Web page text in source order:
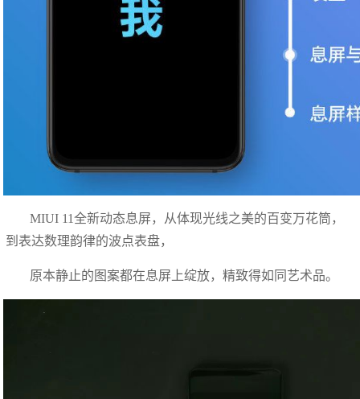
MIUI 11全新动态息屏，从体现光线之美的百变万花筒，
到表达数理韵律的波点表盘，
原本静止的图案都在息屏上绽放，精致得如同艺术品。